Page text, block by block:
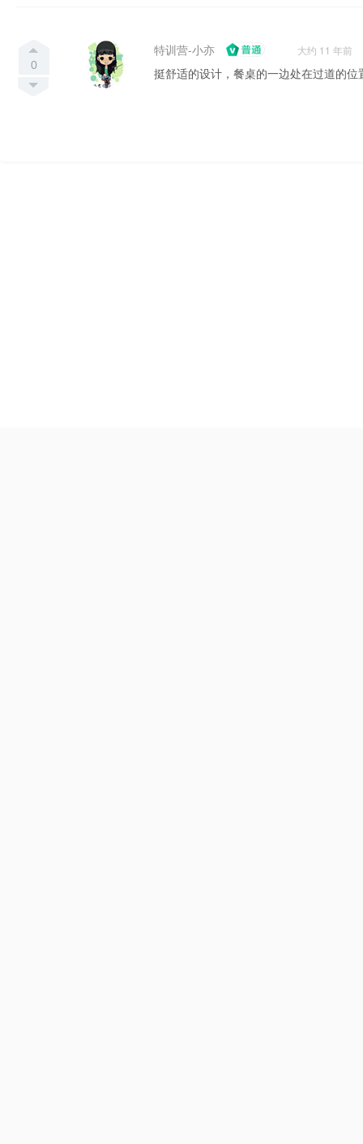
0
特训营-小亦 大约 11 年前
挺舒适的设计，餐桌的一边处在过道的